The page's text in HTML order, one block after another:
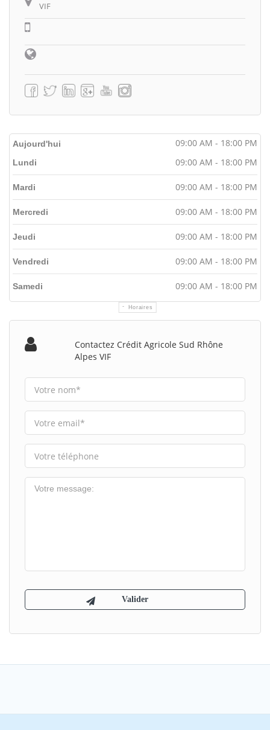
VIF
Aujourd'hui 09:00 AM - 18:00 PM
Horaires
Lundi 09:00 AM - 18:00 PM
Mardi 09:00 AM - 18:00 PM
Mercredi 09:00 AM - 18:00 PM
Jeudi 09:00 AM - 18:00 PM
Vendredi 09:00 AM - 18:00 PM
Samedi 09:00 AM - 18:00 PM
Contactez Crédit Agricole Sud Rhône
Alpes VIF